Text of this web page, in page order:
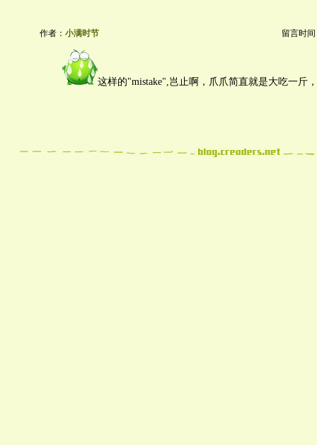
作者： 小满时节 留言时间
这样的"mistake",岂止啊，爪爪简直就是大吃一斤